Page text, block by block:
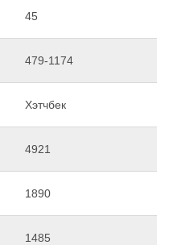
45
479-1174
Хэтчбек
4921
1890
1485